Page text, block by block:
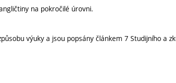
na pokročilé úrovni.
výuky a jsou popsány článkem 7 Studijního a